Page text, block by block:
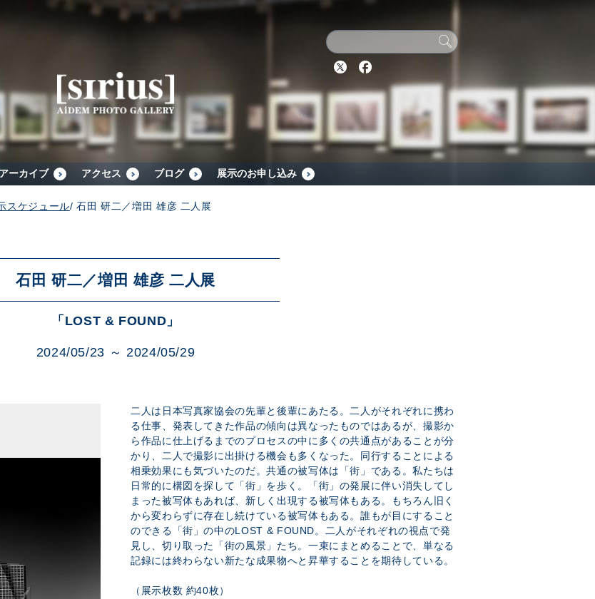
Twitter
アーカイブ アクセス ブログ 展示のお申し込み
スケジュール/石田 研二／増田 雄彦 二人展
石田 研二／増田 雄彦 二人展
「LOST & FOUND」
2024/05/23 ～ 2024/05/29
二人は日本写真家協会の先輩と後輩にあたる。二人がそれぞれに携わ
る仕事、発表してきた作品の傾向は異なったものではあるが、撮影か
ら作品に仕上げるまでのプロセスの中に多くの共通点があることが分
かり、二人で撮影に出掛ける機会も多くなった。同行することによる
相乗効果にも気づいたのだ。共通の被写体は「街」である。私たちは
日常的に構図を探して「街」を歩く。「街」の発展に伴い消失してし
まった被写体もあれば、新しく出現する被写体もある。もちろん旧く
から変わらずに存在し続けている被写体もある。誰もが目にすること
のできる「街」の中のLOST & FOUND。二人がそれぞれの視点で発
見し、切り取った「街の風景」たち。一束にまとめることで、単なる
記録には終わらない新たな成果物へと昇華することを期待している。
（展示枚数 約40枚）
ケジュール
イブ
お申し込み